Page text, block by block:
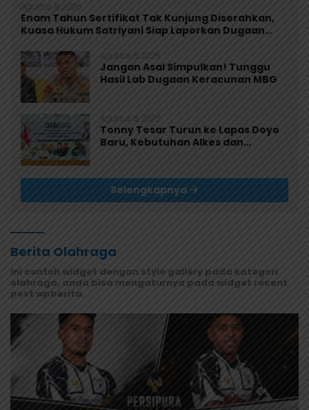
Agustus 8, 2026
Enam Tahun Sertifikat Tak Kunjung Diserahkan,
Kuasa Hukum Satriyani Siap Laporkan Dugaan
Agustus 8, 2026
Jangan Asal Simpulkan! Tunggu
Hasil Lab Dugaan Keracunan MBG
Agustus 8, 2026
Tonny Tesar Turun ke Lapas Doyo
Baru, Kebutuhan Alkes dan
Selengkapnya
Berita Olahraga
Ini contoh widget dengan style gallery pada kategori
olahraga, anda bisa mengaturnya pada widget recent
post wpberita.